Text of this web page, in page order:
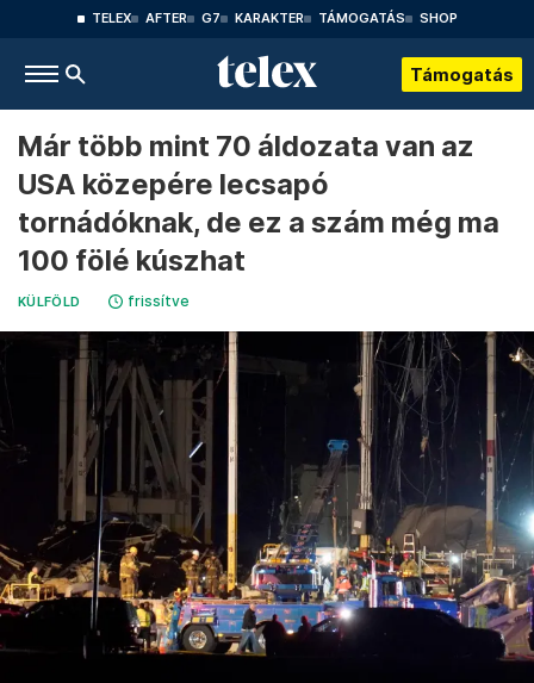
TELEX AFTER G7 KARAKTER TÁMOGATÁS SHOP
Támogatás
Már több mint 70 áldozata van az
USA közepére lecsapó
tornádóknak, de ez a szám még ma
100 fölé kúszhat
KÜLFÖLD frissítve